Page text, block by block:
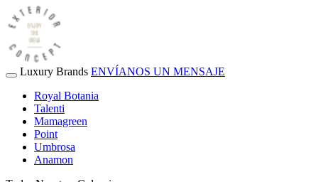
Luxury Brands ENVÍANOS UN MENSAJE
Royal Botania
Talenti
Mamagreen
Point
Umbrosa
Anamon